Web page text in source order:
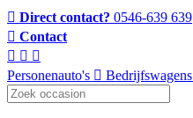
Direct contact? 0546-639 639
Contact
Personenauto's Bedrijfswagens